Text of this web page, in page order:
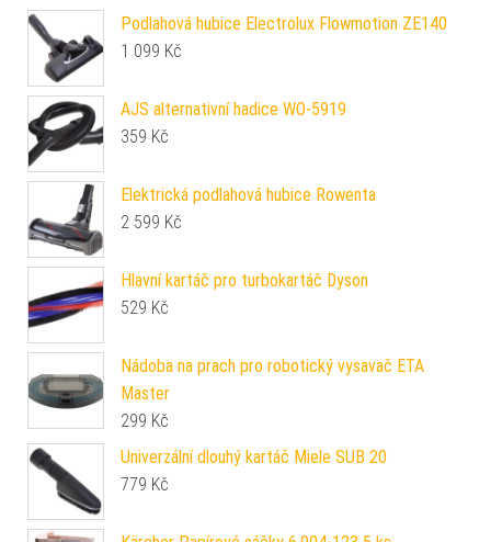
Podlahová hubice Electrolux Flowmotion ZE140
1 099 Kč
AJS alternativní hadice WO-5919
359 Kč
Elektrická podlahová hubice Rowenta
2 599 Kč
Hlavní kartáč pro turbokartáč Dyson
529 Kč
Nádoba na prach pro robotický vysavač ETA
Master
299 Kč
Univerzální dlouhý kartáč Miele SUB 20
779 Kč